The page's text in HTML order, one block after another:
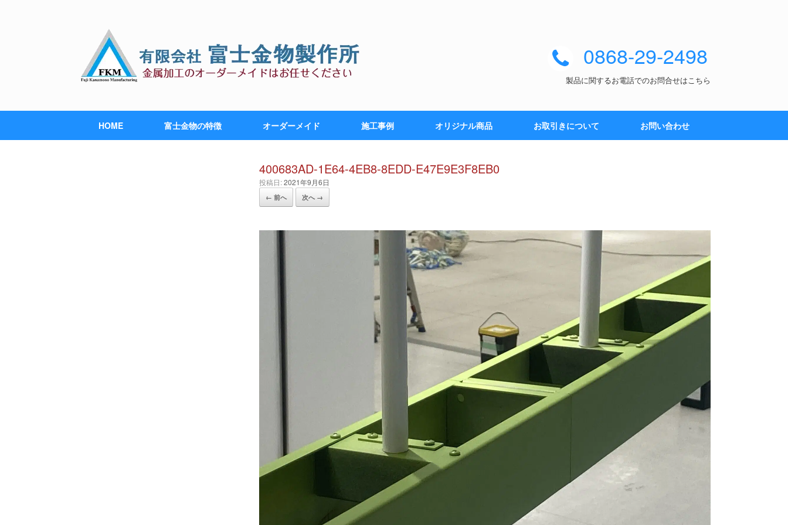
0868-29-2498
製品に関するお電話でのお問合せはこちら
HOME 富士金物の特徴 オーダーメイド 施工事例 オリジナル商品 お取引きについて お問い合わせ
400683AD-1E64-4EB8-8EDD-E47E9E3F8EB0
投稿日:2021年9月6日
← 前へ 次へ →